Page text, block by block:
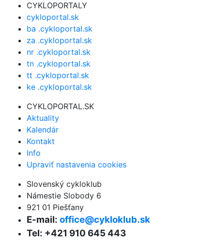
CYKLOPORTALY
cykloportal.sk
ba .cykloportal.sk
za .cykloportal.sk
nr .cykloportal.sk
tn .cykloportal.sk
tt .cykloportal.sk
ke .cykloportal.sk
CYKLOPORTAL.SK
Aktuality
Kalendár
Kontakt
Info
Upraviť nastavenia cookies
Slovenský cykloklub
Námestie Slobody 6
921 01 Piešťany
E-mail: office@cykloklub.sk
Tel: +421 910 645 443